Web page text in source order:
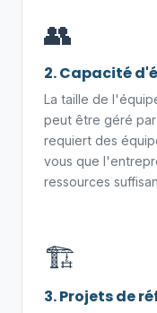
👥
2. Capacité
La taille de
peut être géré
requiert des
vous que
ressources
🏗️
3. Projets de